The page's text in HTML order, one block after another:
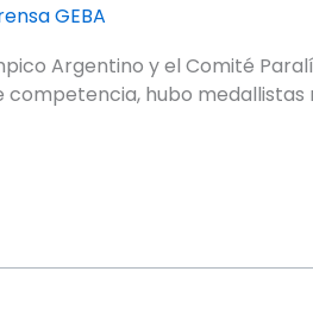
GEBA
Argentino y el Comité
hubo